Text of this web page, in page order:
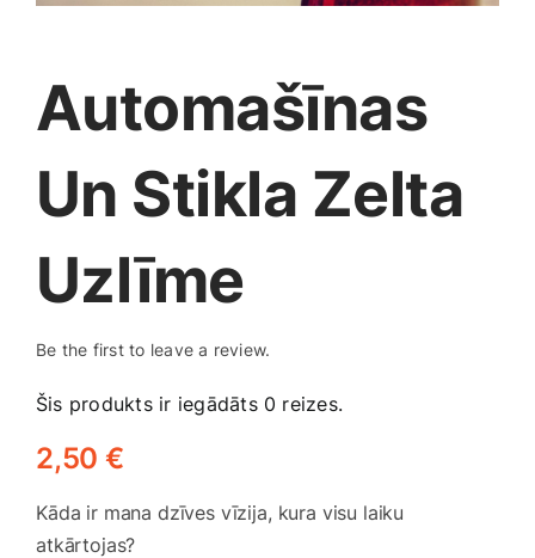
Medicīnas preces
Mobilie telefoni, planšetdatori
Pakalpojumi
Preces birojam
Preces pieaugušajiem
Automašīnas
Un Stikla Zelta
Uzlīme
Be the first to leave a review.
Šis produkts ir iegādāts 0 reizes.
2,50 €
Kāda ir mana dzīves vīzija, kura visu laiku
atkārtojas?